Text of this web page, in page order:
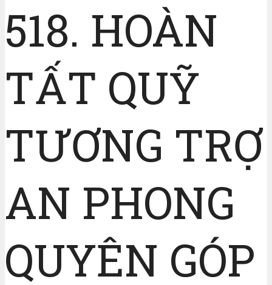
518. HOÀN
TẤT QUỸ
TƯƠNG TRỢ
AN PHONG
QUYÊN GÓP